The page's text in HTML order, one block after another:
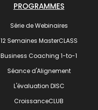
PROGRAMMES
Série de Webinaires
12 Semaines MasterCLASS
Business Coaching 1-to-1
Séance d'Alignement
L'évaluation DISC
CroissanceCLUB